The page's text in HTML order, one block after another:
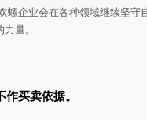
螺企业会在各种领域继续坚守
量。
买卖依据。